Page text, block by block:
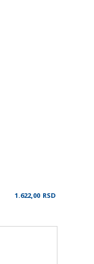
1.622,00 RSD